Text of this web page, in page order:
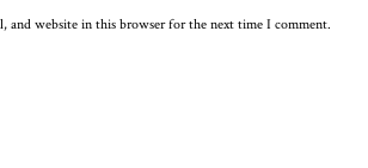
and website in this browser for the next time I comment.